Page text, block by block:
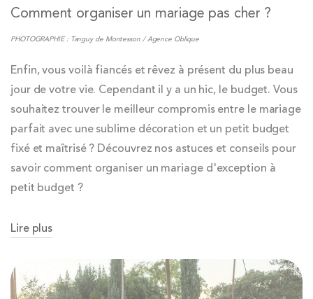
Comment organiser un mariage pas cher ?
PHOTOGRAPHIE : Tanguy de Montesson / Agence Oblique
Enfin, vous voilà fiancés et rêvez à présent du plus beau
jour de votre vie. Cependant il y a un hic, le budget. Vous
souhaitez trouver le meilleur compromis entre le mariage
parfait avec une sublime décoration et un petit budget
fixé et maîtrisé ? Découvrez nos astuces et conseils pour
savoir comment organiser un mariage d'exception à
petit budget ?
Lire plus